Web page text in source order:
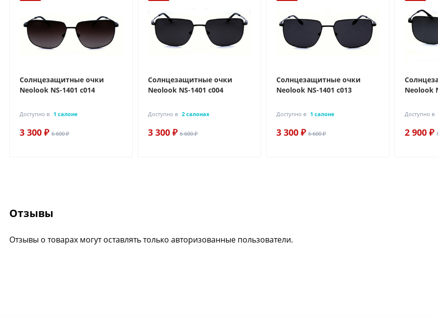
Солнцезащитные очки
Neolook NS-1401 с014
Доступно в 1 салоне
3 300 ₽ 6 600 ₽
Солнцезащитные очки
Neolook NS-1401 с004
Доступно в 2 салонах
3 300 ₽ 6 600 ₽
Солнцезащитные очки
Neolook NS-1401 с013
Доступно в 1 салоне
3 300 ₽ 6 600 ₽
Neolook
Доступно в
2 900 ₽
Отзывы
Отзывы о товарах могут оставлять только авторизованные пользователи.